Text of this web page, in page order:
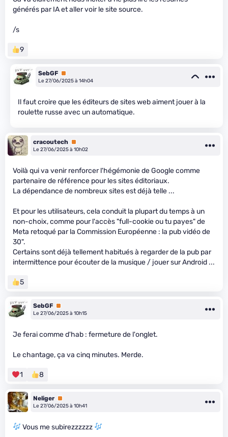
générés par IA et aller voir le site source.
/s
9
SebGF Premium
Le 27/06/2025 à 14h04
Il faut croire que les éditeurs de sites web aiment jouer à la
roulette russe avec un automatique.
cracoutech Premium
Le 27/06/2025 à 10h02
Voilà qui va venir renforcer l'hégémonie de Google comme
partenaire de référence pour les sites éditoriaux.
La dépendance de nombreux sites est déjà telle ...
Et pour les utilisateurs, cela conduit la plupart du temps à un
non-choix, comme pour l'accès "full-cookie ou tu payes" de
Meta retoqué par la Commission Européenne : la pub vidéo de
30".
Certains sont déjà tellement habitués à regarder de la pub par
intermittence pour écouter de la musique / jouer sur Android ...
5
SebGF Premium
Le 27/06/2025 à 10h15
Je ferai comme d'hab : fermeture de l'onglet.
Le chantage, ça va cinq minutes. Merde.
1 8
Neliger Premium
Le 27/06/2025 à 10h41
Vous me subirezzzzzz